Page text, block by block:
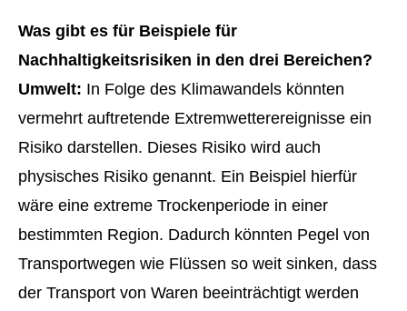
Was gibt es für Beispiele für
Nachhaltigkeitsrisiken in den drei Bereichen?
Umwelt: In Folge des Klimawandels könnten
vermehrt auftretende Extremwetterereignisse ein
Risiko darstellen. Dieses Risiko wird auch
physisches Risiko genannt. Ein Beispiel hierfür
wäre eine extreme Trockenperiode in einer
bestimmten Region. Dadurch könnten Pegel von
Transportwegen wie Flüssen so weit sinken, dass
der Transport von Waren beeinträchtigt werden